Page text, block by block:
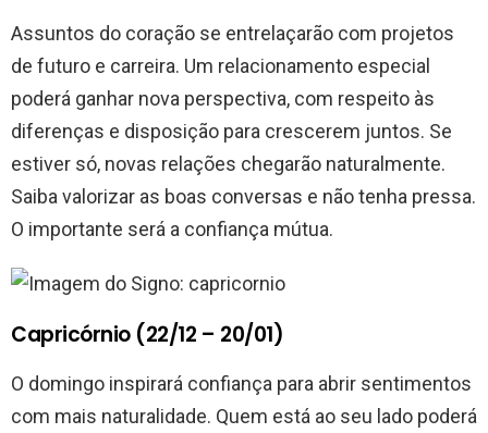
Assuntos do coração se entrelaçarão com projetos
de futuro e carreira. Um relacionamento especial
poderá ganhar nova perspectiva, com respeito às
diferenças e disposição para crescerem juntos. Se
estiver só, novas relações chegarão naturalmente.
Saiba valorizar as boas conversas e não tenha pressa.
O importante será a confiança mútua.
Capricórnio (22/12 – 20/01)
O domingo inspirará confiança para abrir sentimentos
com mais naturalidade. Quem está ao seu lado poderá